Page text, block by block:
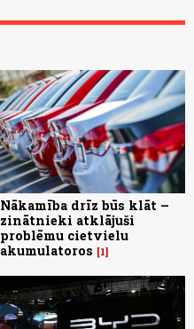
Nākamība drīz būs klāt –
zinātnieki atklājuši
problēmu cietvielu
akumulatoros
1